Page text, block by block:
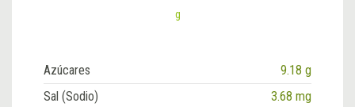
g
Azúcares
9.18 g
Sal (Sodio)
3.68 mg